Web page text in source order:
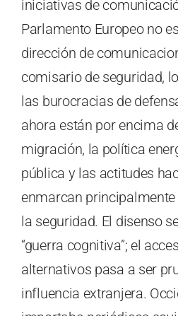
iniciativas de
Parlamento Europeo no
dirección de
comisario de seguridad,
las burocracias de
ahora están por encima
migración, la política
pública y las actitudes
enmarcan
la seguridad. El disenso
“guerra cognitiva”; el
alternativos pasa a ser
influencia extranjera.